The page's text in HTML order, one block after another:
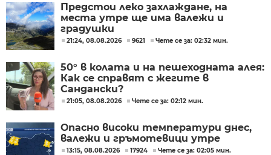
Предстои леко захлаждане, на
места утре ще има валежи и
градушки
21:24, 08.08.2026 9621 Чете се за: 02:32 мин.
50° в колата и на пешеходната алея:
Как се справят с жегите в
Сандански?
21:05, 08.08.2026 Чете се за: 02:12 мин.
Опасно високи температури днес,
валежи и гръмотевици утре
13:15, 08.08.2026 17924 Чете се за: 02:05 мин.